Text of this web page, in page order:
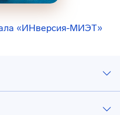
«ИНверсия-МИЭТ»